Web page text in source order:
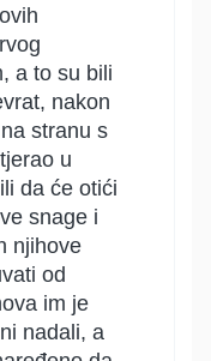
a to su bili
nakon
stranu s
u
da će otići
snage i
njihove
od
im je
nadali, a